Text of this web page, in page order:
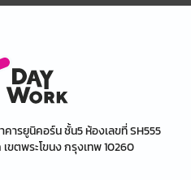
คารยูนิคอร์น ชั้น5 ห้องเลขที่ SH555
ขตพระโขนง กรุงเทพ 10260